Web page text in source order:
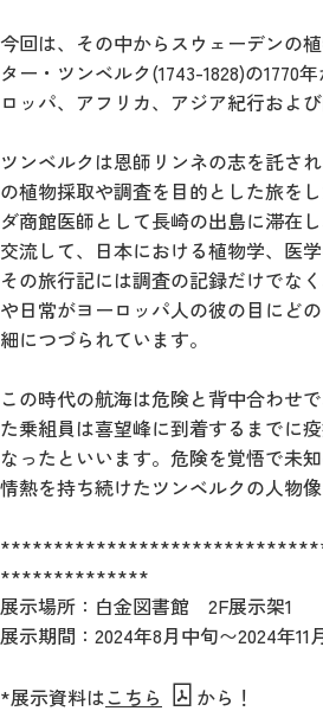
今回は、その中からスウェーデンの
ター・ツンベルク(1743-1828)の1770
ロッパ、アフリカ、アジア紀行およ
ツンベルクは恩師リンネの志を託さ
の植物採取や調査を目的とした旅を
ダ商館医師として長崎の出島に滞在
交流して、日本における植物学、医
その旅行記には調査の記録だけでな
や日常がヨーロッパ人の彼の目にど
細につづられています。
この時代の航海は危険と背中合わせ
た乗組員は喜望峰に到着するまでに
なったといいます。危険を覚悟で未
情熱を持ち続けたツンベルクの人物
**************
展示場所：白金図書館 2F展示架1
展示期間：2024年8月中旬〜2024年
*展示資料はこちら
から！